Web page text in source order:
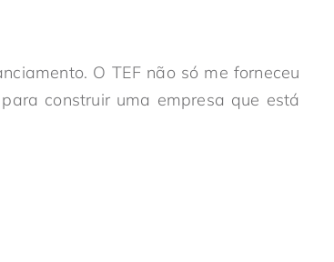
O TEF não só me forneceu
construir uma empresa que está